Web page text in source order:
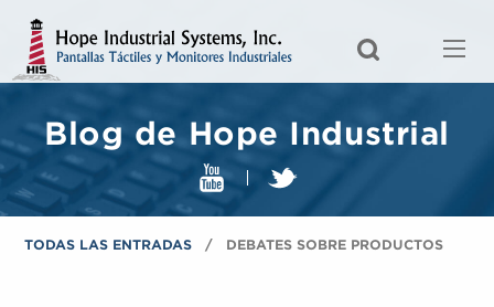
Blog de Hope Industrial
TODAS LAS ENTRADAS DEBATES SOBRE PRODUCTOS